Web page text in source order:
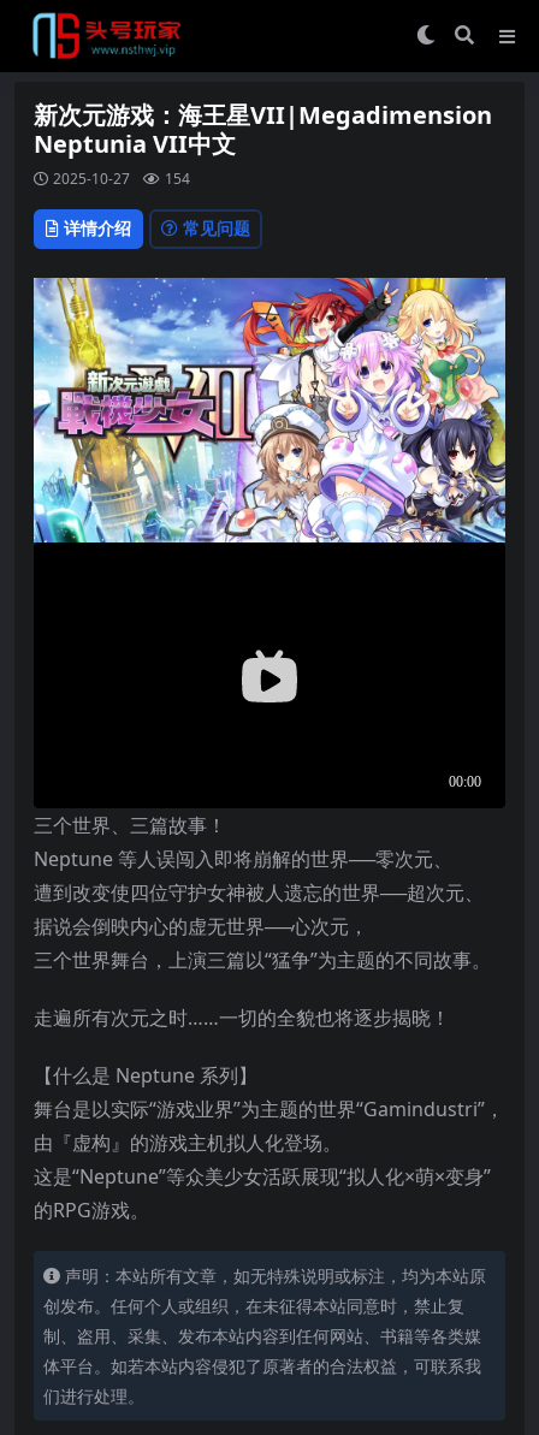
新次元游戏：海王星VII|Megadimension
Neptunia VII中文
2025-10-27 154
详情介绍 常见问题
三个世界、三篇故事！
Neptune 等人误闯入即将崩解的世界──零次元、
遭到改变使四位守护女神被人遗忘的世界──超次元、
据说会倒映内心的虚无世界──心次元，
三个世界舞台，上演三篇以“猛争”为主题的不同故事。
走遍所有次元之时……一切的全貌也将逐步揭晓！
【什么是 Neptune 系列】
舞台是以实际“游戏业界”为主题的世界“Gamindustri”，
由『虚构』的游戏主机拟人化登场。
这是“Neptune”等众美少女活跃展现“拟人化×萌×变身”
的RPG游戏。
声明：本站所有文章，如无特殊说明或标注，均为本站原
创发布。任何个人或组织，在未征得本站同意时，禁止复
制、盗用、采集、发布本站内容到任何网站、书籍等各类媒
体平台。如若本站内容侵犯了原著者的合法权益，可联系我
们进行处理。